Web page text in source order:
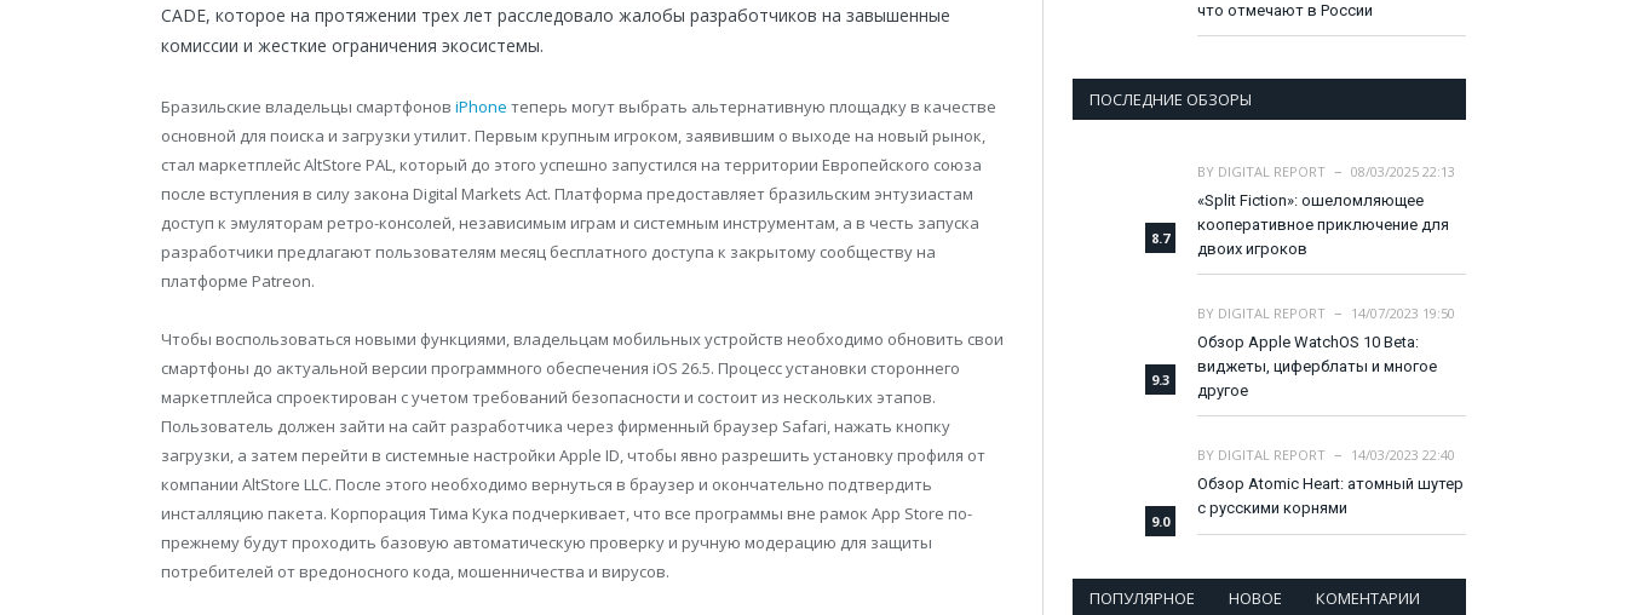
CADE, которое на протяжении трех лет расследовало жалобы разработчиков на завышенные
комиссии и жесткие ограничения экосистемы.
Бразильские владельцы смартфонов iPhone теперь могут выбрать альтернативную площадку в качестве
основной для поиска и загрузки утилит. Первым крупным игроком, заявившим о выходе на новый рынок,
стал маркетплейс AltStore PAL, который до этого успешно запустился на территории Европейского союза
после вступления в силу закона Digital Markets Act. Платформа предоставляет бразильским энтузиастам
доступ к эмуляторам ретро-консолей, независимым играм и системным инструментам, а в честь запуска
разработчики предлагают пользователям месяц бесплатного доступа к закрытому сообществу на
платформе Patreon.
Чтобы воспользоваться новыми функциями, владельцам мобильных устройств необходимо обновить свои
смартфоны до актуальной версии программного обеспечения iOS 26.5. Процесс установки стороннего
маркетплейса спроектирован с учетом требований безопасности и состоит из нескольких этапов.
Пользователь должен зайти на сайт разработчика через фирменный браузер Safari, нажать кнопку
загрузки, а затем перейти в системные настройки Apple ID, чтобы явно разрешить установку профиля от
компании AltStore LLC. После этого необходимо вернуться в браузер и окончательно подтвердить
инсталляцию пакета. Корпорация Тима Кука подчеркивает, что все программы вне рамок App Store по-
прежнему будут проходить базовую автоматическую проверку и ручную модерацию для защиты
потребителей от вредоносного кода, мошенничества и вирусов.
что отмечают в России
ПОСЛЕДНИЕ ОБЗОРЫ
8.7
BY DIGITAL REPORT
08/03/2025 22:13
«Split Fiction»: ошеломляющее
кооперативное приключение для
двоих игроков
9.3
BY DIGITAL REPORT
14/07/2023 19:50
Обзор Apple WatchOS 10 Beta:
виджеты, циферблаты и многое
другое
9.0
BY DIGITAL REPORT
14/03/2023 22:40
Обзор Atomic Heart: атомный шутер
с русскими корнями
ПОПУЛЯРНОЕ НОВОЕ КОМЕНТАРИИ